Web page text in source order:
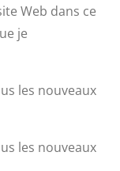
Web dans ce
je
les nouveaux
les nouveaux